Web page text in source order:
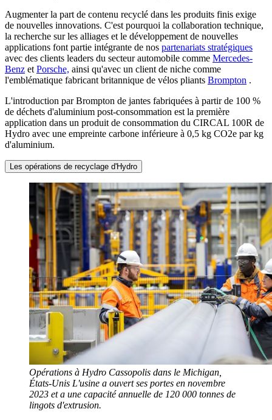
Augmenter la part de contenu recyclé dans les produits finis exige
de nouvelles innovations. C'est pourquoi la collaboration technique,
la recherche sur les alliages et le développement de nouvelles
applications font partie intégrante de nos partenariats stratégiques
avec des clients leaders du secteur automobile comme Mercedes-
Benz et Porsche, ainsi qu'avec un client de niche comme
l'emblématique fabricant britannique de vélos pliants Brompton .
L'introduction par Brompton de jantes fabriquées à partir de 100 %
de déchets d'aluminium post-consommation est la première
application dans un produit de consommation du CIRCAL 100R de
Hydro avec une empreinte carbone inférieure à 0,5 kg CO2e par kg
d'aluminium.
Les opérations de recyclage d'Hydro
Opérations à Hydro Cassopolis dans le Michigan,
États-Unis L'usine a ouvert ses portes en novembre
2023 et a une capacité annuelle de 120 000 tonnes de
lingots d'extrusion.